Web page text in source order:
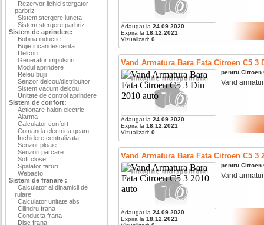
Rezervor lichid stergator
parbriz
Sistem stergere luneta
Sistem stergere parbriz
Sistem de aprindere:
Bobina inductie
Bujie incandescenta
Delcou
Generator impulsuri
Modul aprindere
Releu bujii
Senzor delcou/distribuitor
Sistem vacum delcou
Unitate de control aprindere
Sistem de confort:
Actionare haion electric
Alarma
Calculator confort
Comanda electrica geam
Inchidere centralizata
Senzor ploaie
Senzori parcare
Soft close
Spalator faruri
Webasto
Sistem de franare :
Calculator al dinamicii de
rulare
Calculator unitate abs
Cilindru frana
Conducta frana
Disc frana
Adaugat la 24.09.2020
Expira la 18.12.2021
Vizualizari: 0
Vand Armatura Bara Fata Citroen C5 3
Adaugat la 24.09.2020
Expira la 18.12.2021
Vizualizari: 0
pentru Citroen
Vand
Vand Armatura Bara Fata Citroen C5 3
Adaugat la 24.09.2020
Expira la 18.12.2021
pentru Citroen
Vand